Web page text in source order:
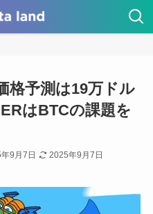
格予測は19万ドル
はBTCの課題を
9月7日 2025年9月7日